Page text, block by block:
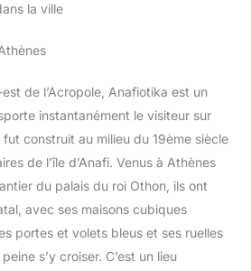
la ville
de l’Acropole, Anafiotika est un
instantanément le visiteur sur
construit au milieu du 19ème siècle
de l’île d’Anafi. Venus à Athènes
du palais du roi Othon, ils ont
avec ses maisons cubiques
portes et volets bleus et ses ruelles
s’y croiser. C’est un lieu